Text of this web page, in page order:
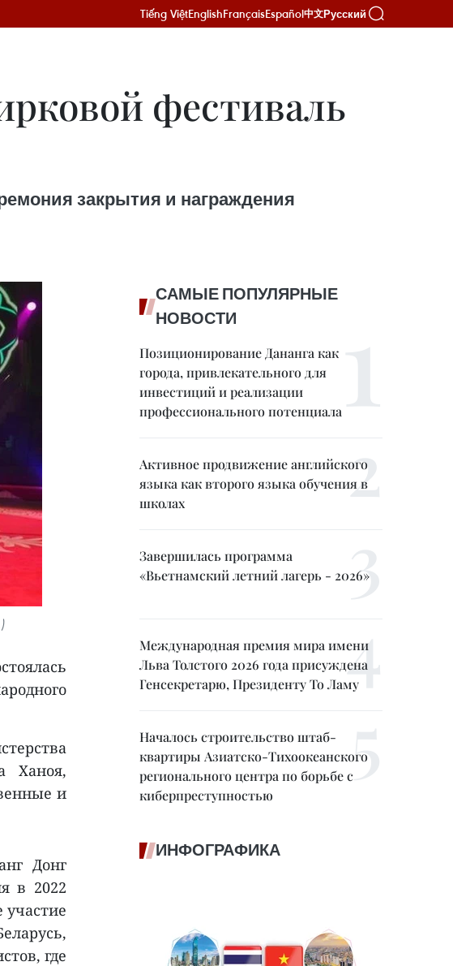
Tiếng ViệtEnglishFrançaisEspañol中文Русский
фестиваль
закрытия и награждения
Ханоя,
и
Донг
в 2022
участие
где
САМЫЕ ПОПУЛЯРНЫЕ
НОВОСТИ
Позиционирование Дананга как
города, привлекательного для
инвестиций и реализации
профессионального потенциала
Активное продвижение английского
языка как второго языка обучения в
школах
Завершилась программа
«Вьетнамский летний лагерь - 2026»
Международная премия мира имени
Льва Толстого 2026 года присуждена
Генсекретарю, Президенту То Ламу
Началось строительство штаб-
квартиры Азиатско-Тихоокеанского
регионального центра по борьбе с
киберпреступностью
ИНФОГРАФИКА